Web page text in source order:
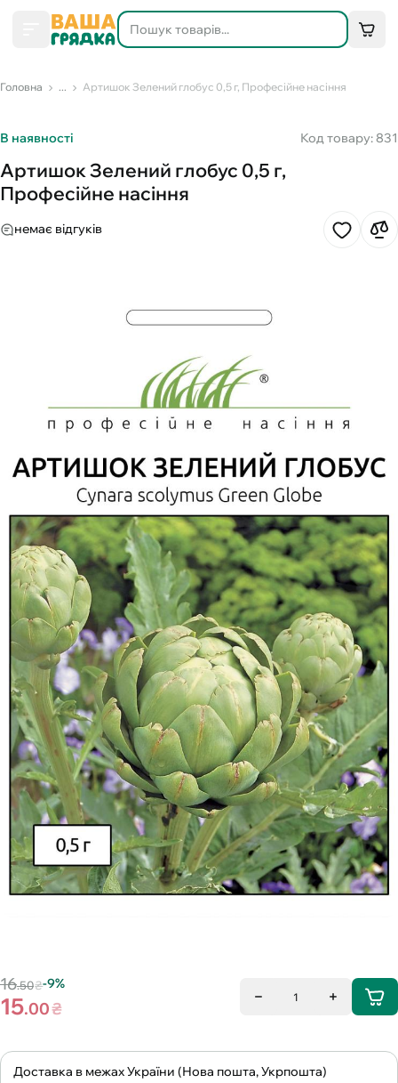
Головна ... Артишок Зелений глобус 0,5 г, Професійне насіння
В наявності Код товару: 831
Артишок Зелений глобус 0,5 г,
Професійне насіння
немає відгуків
16.50₴-9%
15.00₴
1
Доставка в межах України (Нова пошта, Укрпошта)